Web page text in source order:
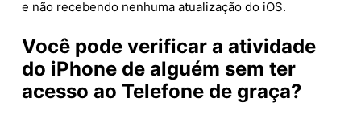
e não recebendo nenhuma atualização do iOS.
Você pode verificar a atividade
do iPhone de alguém sem ter
acesso ao Telefone de graça?